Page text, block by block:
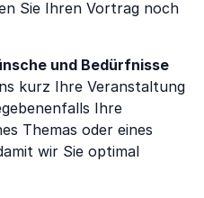
Sie Ihren Vortrag noch
und Bedürfnisse
kurz Ihre Veranstaltung
Ihre
Themas oder eines
wir Sie optimal